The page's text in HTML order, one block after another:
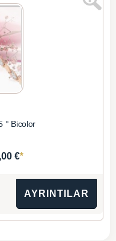
° Bicolor
€*
AYRINTILAR